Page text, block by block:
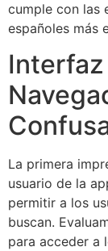
cumple con las
españoles más
La primera
usuario de la
permitir a los
buscan.
para acceder a